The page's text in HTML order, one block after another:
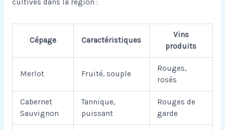
cultivés dans la région :
Cépage Caractéristiques
Vins
produits
Merlot Fruité, souple
Rouges,
rosés
Cabernet
Sauvignon
Tannique,
puissant
Rouges de
garde